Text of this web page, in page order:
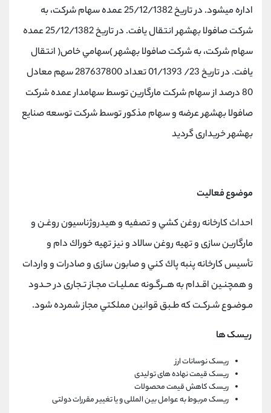
اداره ميشود. در تاریخ 25/12/1382 عمده سهام شركت، به
شركت صافولا بهشهر انتقال یافت. در تاریخ 25/12/1382 عمده
سهام شركت، به شركت صافولا بهشهر )سهامي خاص( انتقال
یافت. در تاریخ 23/ 01/1393 تعداد 287637800 سهم معادل
80 درصد از سهام شركت مارگارین توسط سهامدار عمده شركت
صافولا بهشهر عرضه و سهام مذكور توسط شركت توسعه صنایع
بهشهر خریداری گردید
موضوع فعالیت
احداث كارخانه روغن كشي و تصفيه و هيدروژناسيون روغـن و
مارگارین سازی و تهيه روغن سالاد و نيز تهيه خوراك دام و
تأسيس كارخانه پنبه پاك كني و صابون سازی و صادرات و واردات
و همچنـين اقـدام به هــرگـونه عمـليـات مجـاز تـجاری در حـدود
مـوضـوع شـركـت كه طـبق قوانين مملكتي مجاز شمرده شود.
ریسک ها
ریسک نوسانات ارز
ریسک قیمت نهاده های تولیدی
ریسک کاهش قیمت محصولات
ریسک مربوط به عوامل بین المللی و یا تغییر مقررات دولتی